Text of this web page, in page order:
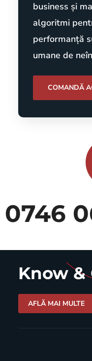
business și
algoritmi
performanță
umane de
COMANDĂ
0746
Know &
AFLĂ MAI MULTE